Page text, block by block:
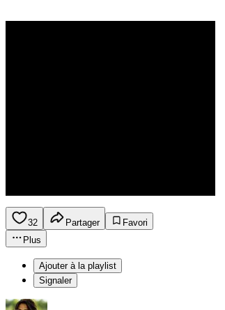
32 Partager
Favori
Plus
Ajouter à la playlist
Signaler